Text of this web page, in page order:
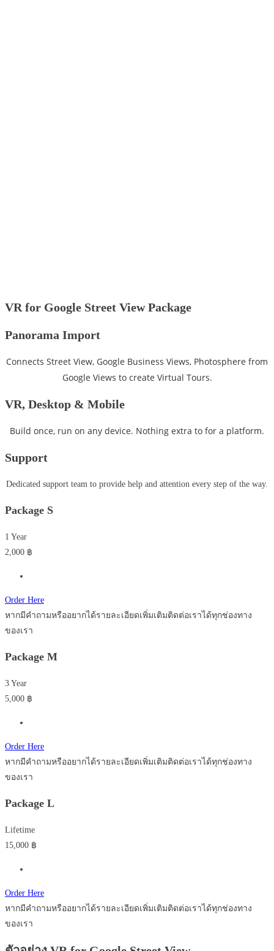
VR for Google Street View Package
Panorama Import
Connects Street View, Google Business Views, Photosphere from
Google Views to create Virtual Tours.
VR, Desktop & Mobile
Build once, run on any device. Nothing extra to for a platform.
Support
Dedicated support team to provide help and attention every step of the way.
Package S
1 Year​
2,000 ฿
Order Here
หากมีคำถามหรืออยากได้รายละเอียดเพิ่มเติมติดต่อเราได้ทุกช่องทาง
ของเรา
Package M
3 Year
5,000 ฿
Order Here
หากมีคำถามหรืออยากได้รายละเอียดเพิ่มเติมติดต่อเราได้ทุกช่องทาง
ของเรา
Package L
Lifetime
15,000 ฿
Order Here
หากมีคำถามหรืออยากได้รายละเอียดเพิ่มเติมติดต่อเราได้ทุกช่องทาง
ของเรา